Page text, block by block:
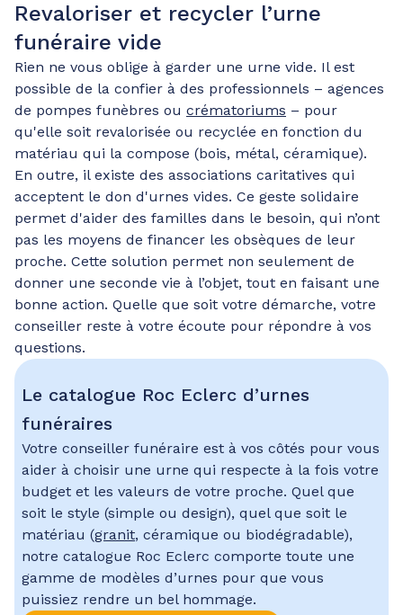
Revaloriser et recycler l’urne
funéraire vide
Rien ne vous oblige à garder une urne vide. Il est
possible de la confier à des professionnels – agences
de pompes funèbres ou crématoriums – pour
qu'elle soit revalorisée ou recyclée en fonction du
matériau qui la compose (bois, métal, céramique).
En outre, il existe des associations caritatives qui
acceptent le don d'urnes vides. Ce geste solidaire
permet d'aider des familles dans le besoin, qui n’ont
pas les moyens de financer les obsèques de leur
proche. Cette solution permet non seulement de
donner une seconde vie à l’objet, tout en faisant une
bonne action. Quelle que soit votre démarche, votre
conseiller reste à votre écoute pour répondre à vos
questions.
Le catalogue Roc Eclerc d’urnes
funéraires
Votre conseiller funéraire est à vos côtés pour vous
aider à choisir une urne qui respecte à la fois votre
budget et les valeurs de votre proche. Quel que
soit le style (simple ou design), quel que soit le
matériau (granit, céramique ou biodégradable),
notre catalogue Roc Eclerc comporte toute une
gamme de modèles d’urnes pour que vous
puissiez rendre un bel hommage.